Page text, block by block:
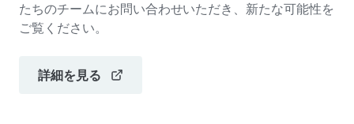
たちのチームにお問い合わせいただき、新たな可能性を
ご覧ください。
詳細を見る